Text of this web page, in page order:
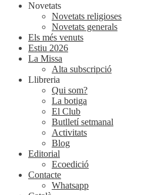
Novetats
Novetats religioses
Novetats generals
Els més venuts
Estiu 2026
La Missa
Alta subscripció
Llibreria
Qui som?
La botiga
El Club
Butlletí setmanal
Activitats
Blog
Editorial
Ecoedició
Contacte
Whatsapp